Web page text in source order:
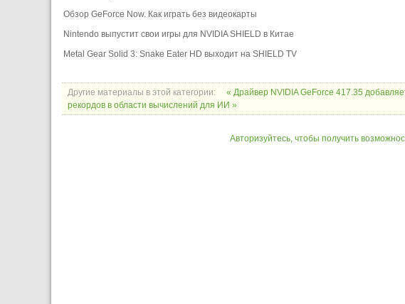
Обзор GeForce Now. Как играть без видеокарты
Nintendo выпустит свои игры для NVIDIA SHIELD в Китае
Metal Gear Solid 3: Snake Eater HD выходит на SHIELD TV
Другие материалы в этой категории: « Драйвер NVIDIA GeForce 417.35
рекордов в области вычислений для ИИ »
Авторизуйтесь, чтобы получить